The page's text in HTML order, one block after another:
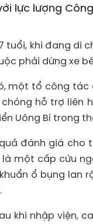
lực lượng
tuổi, khi đang di
phải dừng xe
một tổ công tác
hỗ trợ liên
Uông Bí trong
đánh giá
một cấp cứu
ổ bụng lan
khi nhập viện,